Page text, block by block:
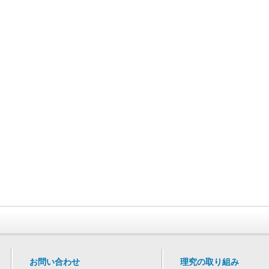
お問い合わせ 理究の取り組み